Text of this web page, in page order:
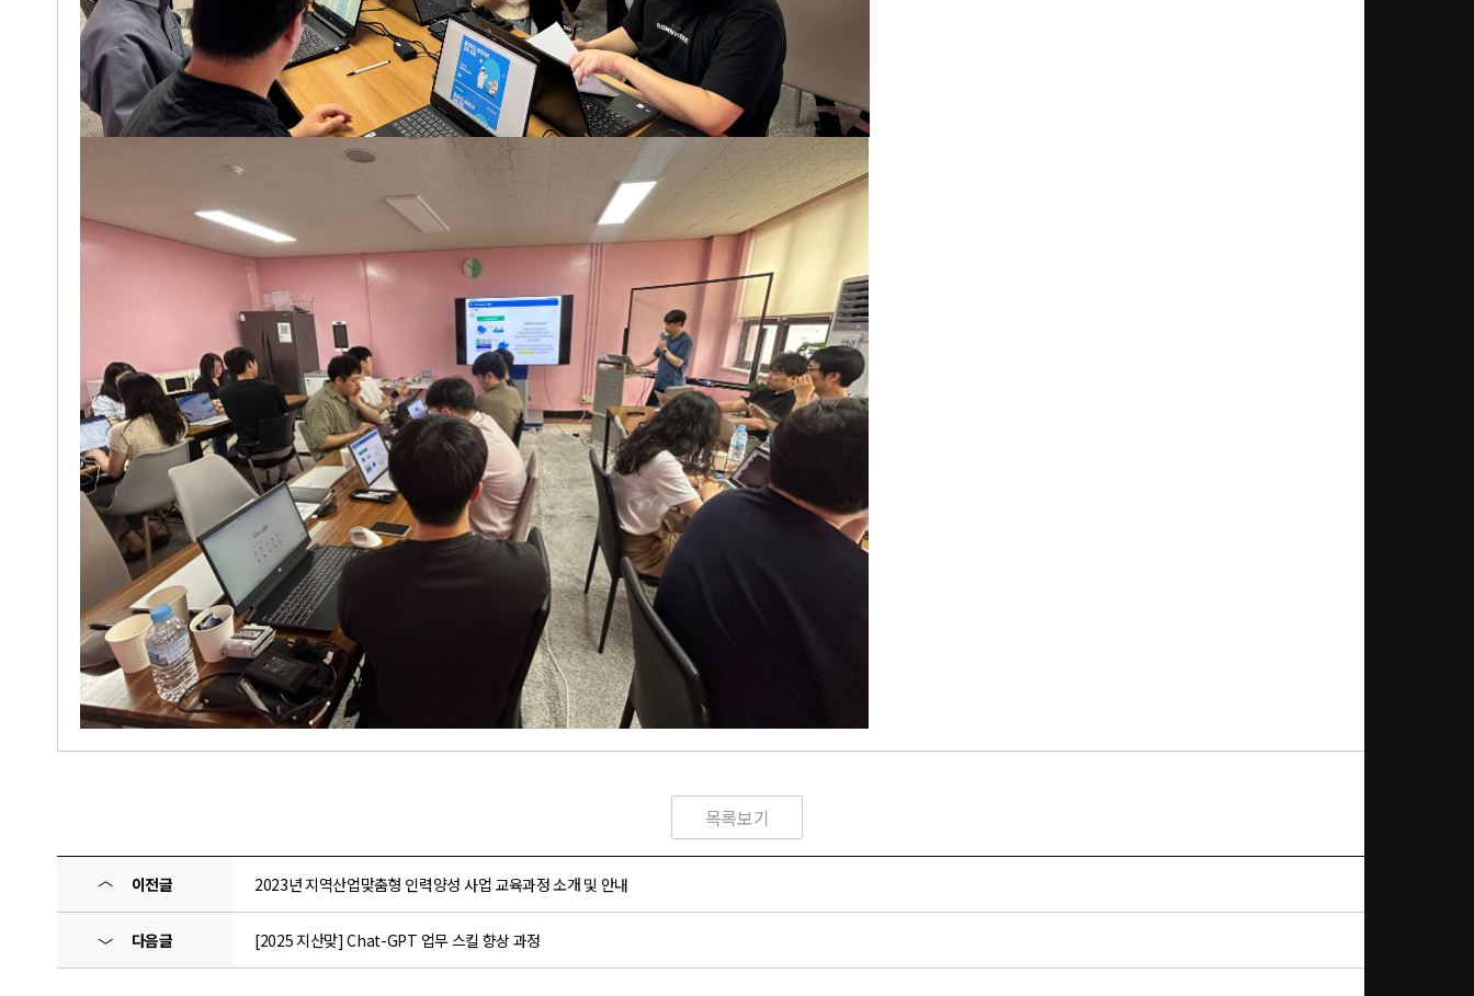
목록보기
〈 이전글 2023년 지역산업맞춤형 인력양성 사업 교육과정 소개 및 안내
〉 다음글 [2025 지산맞] Chat-GPT 업무 스킬 향상 과정